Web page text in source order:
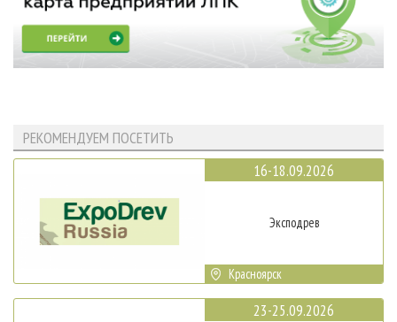
РЕКОМЕНДУЕМ ПОСЕТИТЬ
16-18.09.2026
Эксподрев
Красноярск
23-25.09.2026